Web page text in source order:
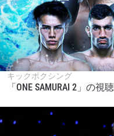
キックボクシング
「ONE SAMURAI 2」の